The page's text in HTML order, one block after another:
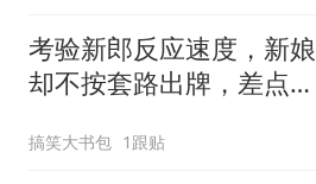
考验新郎反应速度，新娘
却不按套路出牌，差点当
搞笑大书包 1跟贴